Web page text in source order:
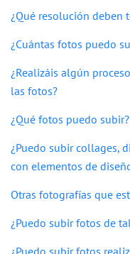
¿Qué resolución deben
¿Cuántas fotos puedo
¿Realizáis algún
las fotos?
¿Qué fotos puedo subir?
¿Puedo subir collages,
con elementos de
Otras fotografías que
¿Puedo subir fotos de
¿Puedo subir fotos